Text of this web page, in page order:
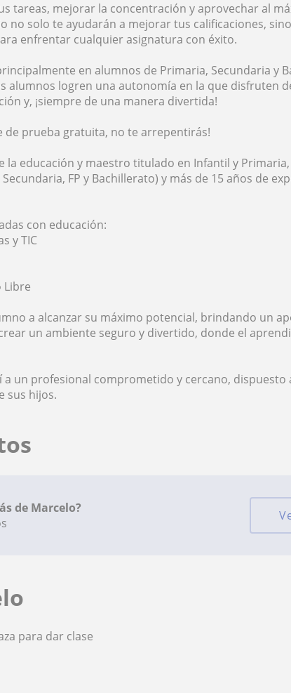
tareas, mejorar la concentración y aprovechar al
no solo te ayudarán a mejorar tus calificaciones,
enfrentar cualquier asignatura con éxito.
en alumnos de Primaria, Secundaria y
alumnos logren una autonomía en la que disfruten
y, ¡siempre de una manera divertida!
de prueba gratuita, no te arrepentirás!
la educación y maestro titulado en Infantil y
FP y Bachillerato) y más de 15 años de
con educación:
y TIC
Libre
a alcanzar su máximo potencial, brindando un
un ambiente seguro y divertido, donde el
un profesional comprometido y cercano, dispuesto
sus hijos.
de Marcelo?
para dar clase